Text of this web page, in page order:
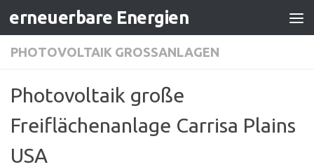
Zum Inhalt springen
erneuerbare Energien
PHOTOVOLTAIK GROSSANLAGEN
Photovoltaik große
Freiflächenanlage Carrisa Plains
USA